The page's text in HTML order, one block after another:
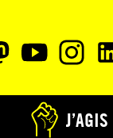
J’AGIS